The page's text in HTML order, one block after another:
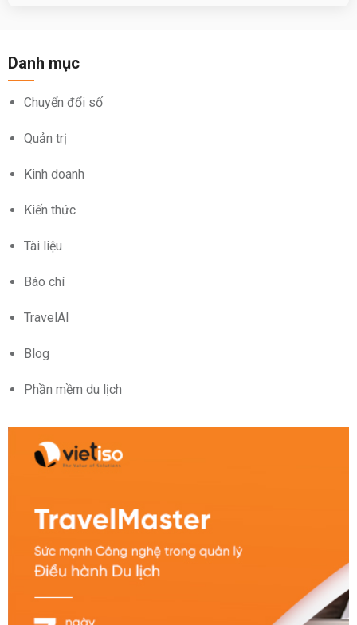
Danh mục
Chuyển đổi số
Quản trị
Kinh doanh
Kiến thức
Tài liệu
Báo chí
TravelAI
Blog
Phần mềm du lịch